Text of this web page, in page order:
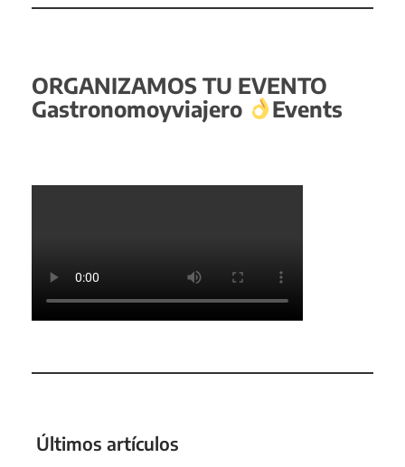
ORGANIZAMOS TU EVENTO
Gastronomoyviajero
Events
Últimos artículos